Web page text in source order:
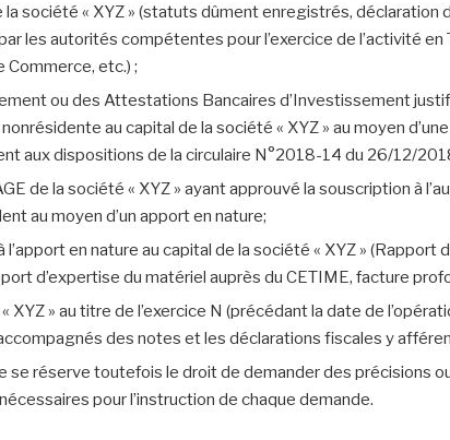
société « XYZ » (statuts dûment enregistrés, déclaration
les autorités compétentes pour l’exercice de l’activité en
etc.) ;
ou des Attestations Bancaires d’Investissement
au capital de la société « XYZ » au moyen
aux dispositions de la circulaire N°2018-14 du 26/12/
de la société « XYZ » ayant approuvé la souscription à
au moyen d’un apport en nature;
en nature au capital de la société « XYZ » (Rapport
d’expertise du matériel auprès du CETIME, facture
XYZ » au titre de l’exercice N (précédant la date de
des notes et les déclarations fiscales y
se réserve toutefois le droit de demander des précisions
pour l’instruction de chaque demande.